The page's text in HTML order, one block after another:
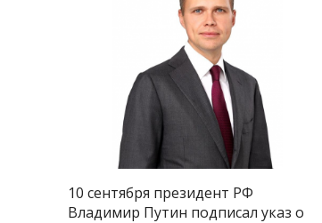
10 сентября президент РФ
Владимир Путин подписал указ о